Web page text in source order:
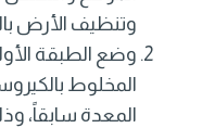
وتنظيف الأرض
وضع الطبقة
المخلوط
المعدة سابقاً،